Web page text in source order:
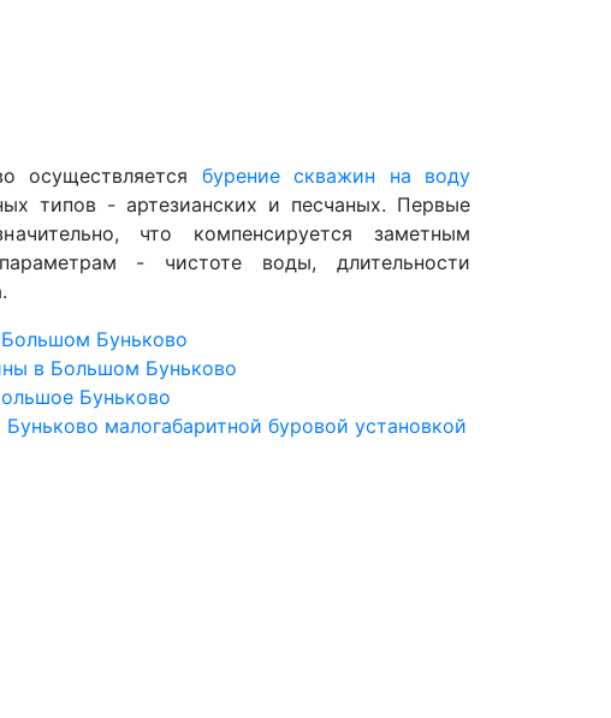
осуществляется бурение скважин на воду
типов - артезианских и песчаных. Первые
что компенсируется заметным
- чистоте воды, длительности
Буньково
в Большом Буньково
Буньково
малогабаритной буровой установкой